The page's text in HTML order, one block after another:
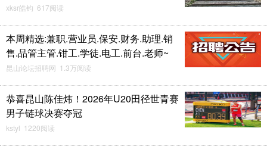
xksr皓钧 617阅读
本周精选:兼职.营业员.保安.财务.助理.销
售.品管主管.钳工.学徒.电工.前台.老师~
昆山论坛招聘网 1.3万阅读
恭喜昆山陈佳炜！2026年U20田径世青赛
男子链球决赛夺冠
kstyl 1220阅读